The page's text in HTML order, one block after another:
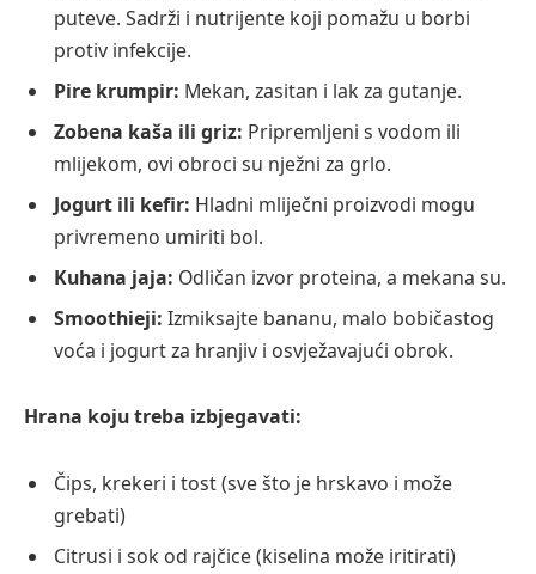
puteve. Sadrži i nutrijente koji pomažu u borbi
protiv infekcije.
Pire krumpir: Mekan, zasitan i lak za gutanje.
Zobena kaša ili griz: Pripremljeni s vodom ili
mlijekom, ovi obroci su nježni za grlo.
Jogurt ili kefir: Hladni mliječni proizvodi mogu
privremeno umiriti bol.
Kuhana jaja: Odličan izvor proteina, a mekana su.
Smoothieji: Izmiksajte bananu, malo bobičastog
voća i jogurt za hranjiv i osvježavajući obrok.
Hrana koju treba izbjegavati:
Čips, krekeri i tost (sve što je hrskavo i može
grebati)
Citrusi i sok od rajčice (kiselina može iritirati)